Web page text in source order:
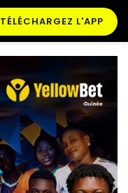
TÉLÉCHARGEZ L'APP